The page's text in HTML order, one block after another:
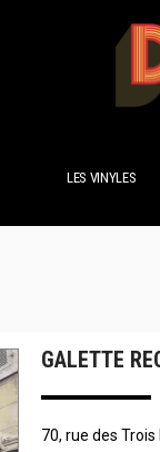
LES VINYLES
GALETTE
70, rue des